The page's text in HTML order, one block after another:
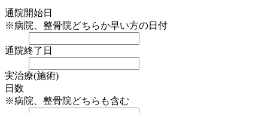
通院開始日
※病院、整骨院どちらか早い方の日付
通院終了日
実治療(施術)
日数
※病院、整骨院どちらも含む